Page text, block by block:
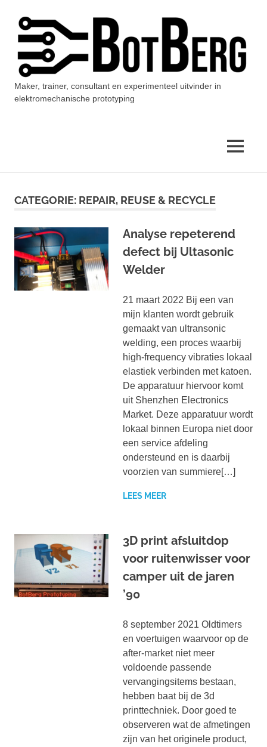
inhoud
BotBerg
Maker, trainer, consultant en experimenteel uitvinder in
elektromechanische prototyping
MENU
CATEGORIE: REPAIR, REUSE & RECYCLE
Analyse repeterend
defect bij Ultasonic
Welder
21 maart 2022 Bij een van
mijn klanten wordt gebruik
gemaakt van ultransonic
welding, een proces waarbij
high-frequency vibraties lokaal
elastiek verbinden met katoen.
De apparatuur hiervoor komt
uit Shenzhen Electronics
Market. Deze apparatuur wordt
lokaal binnen Europa niet door
een service afdeling
ondersteund en is daarbij
voorzien van summiere[…]
LEES MEER
3D print afsluitdop
voor ruitenwisser voor
camper uit de jaren
’90
8 september 2021 Oldtimers
en voertuigen waarvoor op de
after-market niet meer
voldoende passende
vervangingsitems bestaan,
hebben baat bij de 3d
printtechniek. Door goed te
observeren wat de afmetingen
zijn van het originele product,